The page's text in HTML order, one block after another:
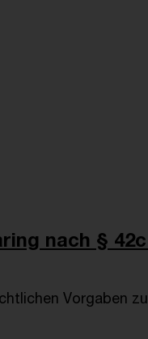
nach § 42c
Vorgaben